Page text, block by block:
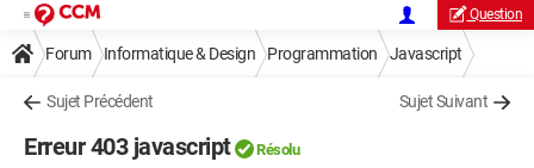
Question
Forum Informatique & Design Programmation Javascript
Sujet Précédent Sujet Suivant
Erreur 403 javascript Résolu